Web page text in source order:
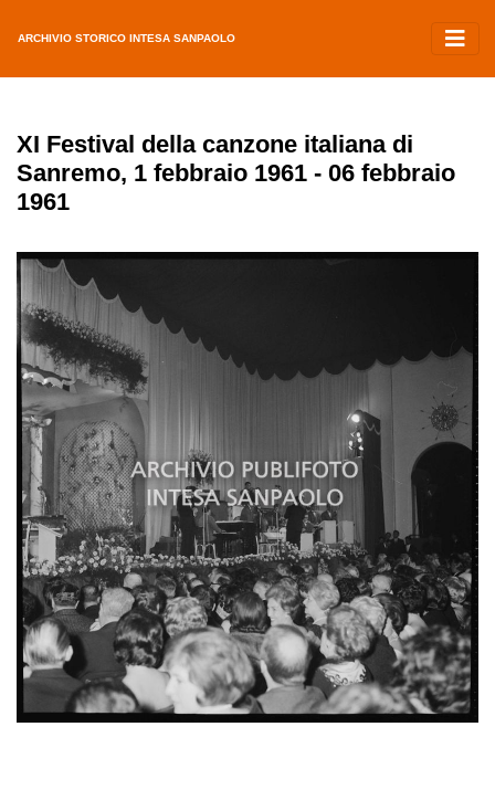
ARCHIVIO STORICO INTESA SANPAOLO
XI Festival della canzone italiana di
Sanremo, 1 febbraio 1961 - 06 febbraio
1961